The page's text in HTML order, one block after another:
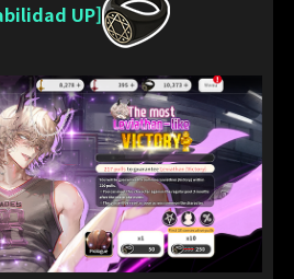
UP]